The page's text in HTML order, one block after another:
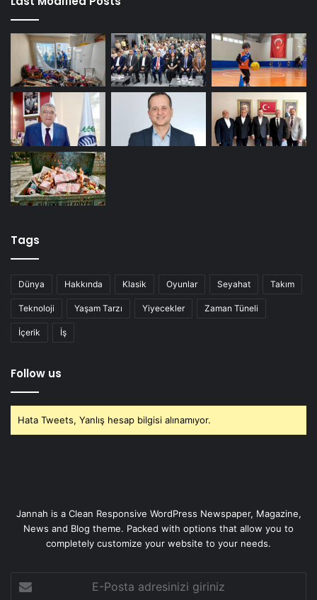
Tags
Dünya Hakkında Klasik Oyunlar Seyahat Takım
Teknoloji Yaşam Tarzı Yiyecekler Zaman Tüneli
İçerik İş
Follow us
Hata Tweets, Yanlış hesap bilgisi alınamıyor.
Jannah is a Clean Responsive WordPress Newspaper, Magazine,
News and Blog theme. Packed with options that allow you to
completely customize your website to your needs.
Posta